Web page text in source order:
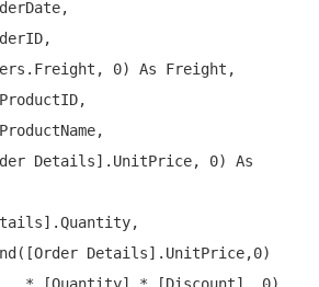
0)
As Freight,
Details].UnitPrice, 0)
As